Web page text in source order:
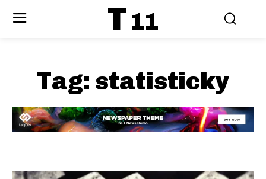
T 11
Tag: statisticky